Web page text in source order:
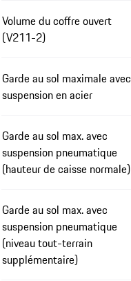
Volume du coffre ouvert
(V211-2)
Garde au sol maximale avec
suspension en acier
Garde au sol max. avec
suspension pneumatique
(hauteur de caisse normale)
Garde au sol max. avec
suspension pneumatique
(niveau tout-terrain
supplémentaire)